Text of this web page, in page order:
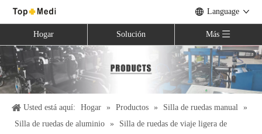
Language
Hogar Solución Más
Usted está aquí: Hogar » Productos » Silla de ruedas manual »
Silla de ruedas de aluminio »
Silla de ruedas de viaje ligera de